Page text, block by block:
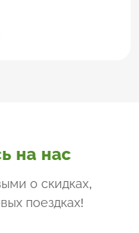
на нас
о скидках,
поездках!